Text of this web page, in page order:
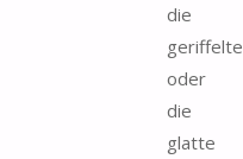
die
geriffelte
oder
die
glatte